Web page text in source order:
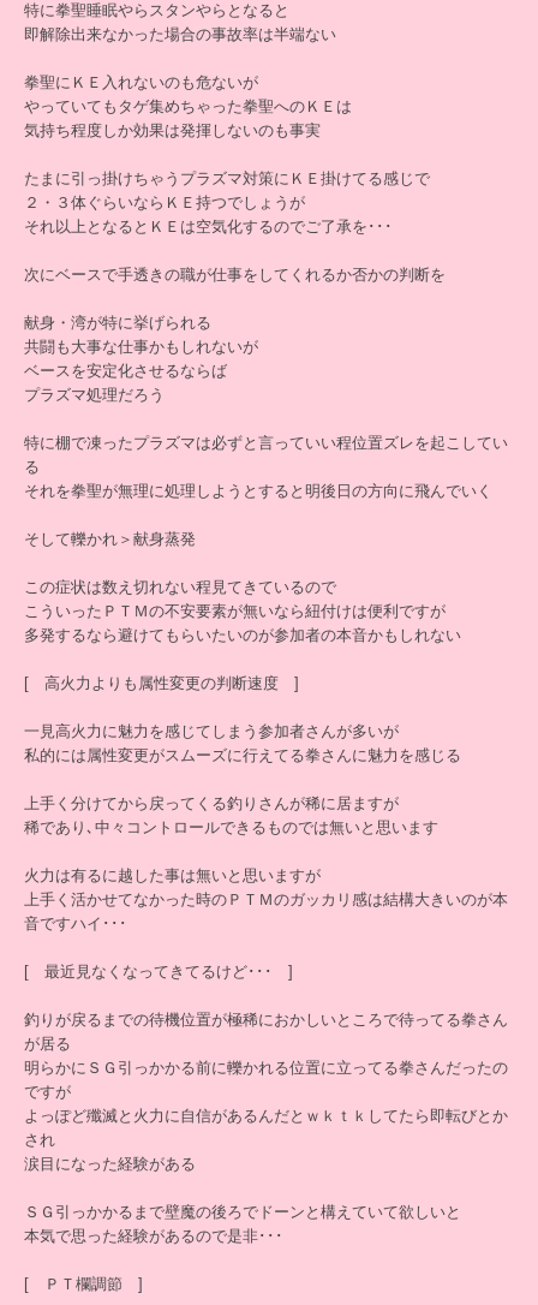
特に拳聖睡眠やらスタンやらとなると
即解除出来なかった場合の事故率は半端ない
拳聖にＫＥ入れないのも危ないが
やっていてもタゲ集めちゃった拳聖へのＫＥは
気持ち程度しか効果は発揮しないのも事実
たまに引っ掛けちゃうプラズマ対策にＫＥ掛けてる感じで
２・３体ぐらいならＫＥ持つでしょうが
それ以上となるとＫＥは空気化するのでご了承を･･･
次にベースで手透きの職が仕事をしてくれるか否かの判断を
献身・湾が特に挙げられる
共闘も大事な仕事かもしれないが
ベースを安定化させるならば
プラズマ処理だろう
特に棚で凍ったプラズマは必ずと言っていい程位置ズレを起こしてい
る
それを拳聖が無理に処理しようとすると明後日の方向に飛んでいく
そして轢かれ＞献身蒸発
この症状は数え切れない程見てきているので
こういったＰＴＭの不安要素が無いなら紐付けは便利ですが
多発するなら避けてもらいたいのが参加者の本音かもしれない
[ 高火力よりも属性変更の判断速度 ]
一見高火力に魅力を感じてしまう参加者さんが多いが
私的には属性変更がスムーズに行えてる拳さんに魅力を感じる
上手く分けてから戻ってくる釣りさんが稀に居ますが
稀であり､中々コントロールできるものでは無いと思います
火力は有るに越した事は無いと思いますが
上手く活かせてなかった時のＰＴＭのガッカリ感は結構大きいのが本
音ですハイ･･･
[ 最近見なくなってきてるけど･･･ ]
釣りが戻るまでの待機位置が極稀におかしいところで待ってる拳さん
が居る
明らかにＳＧ引っかかる前に轢かれる位置に立ってる拳さんだったの
ですが
よっぽど殲滅と火力に自信があるんだとｗｋｔｋしてたら即転びとか
され
涙目になった経験がある
ＳＧ引っかかるまで壁魔の後ろでドーンと構えていて欲しいと
本気で思った経験があるので是非･･･
[ ＰＴ欄調節 ]